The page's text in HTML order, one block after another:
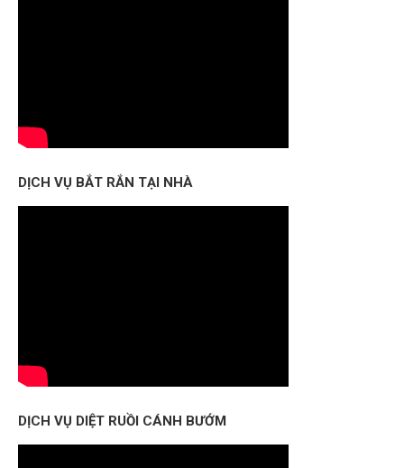
DỊCH VỤ BẮT RẮN TẠI NHÀ
DỊCH VỤ DIỆT RUỒI CÁNH BƯỚM